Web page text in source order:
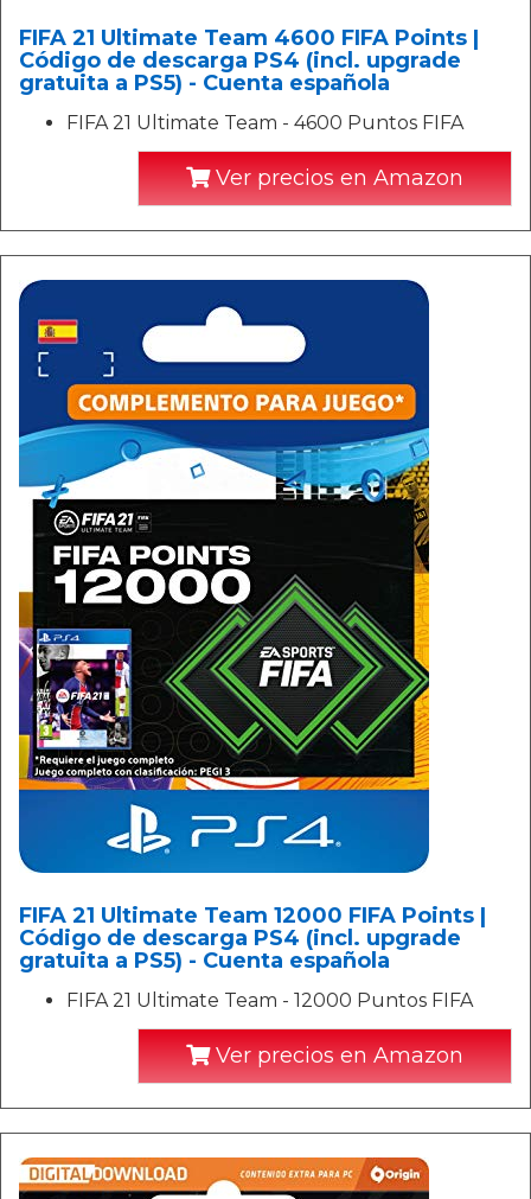
FIFA 21 Ultimate Team 4600 FIFA Points |
Código de descarga PS4 (incl. upgrade
gratuita a PS5) - Cuenta española
FIFA 21 Ultimate Team - 4600 Puntos FIFA
Ver precios en Amazon
FIFA 21 Ultimate Team 12000 FIFA Points |
Código de descarga PS4 (incl. upgrade
gratuita a PS5) - Cuenta española
FIFA 21 Ultimate Team - 12000 Puntos FIFA
Ver precios en Amazon